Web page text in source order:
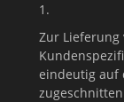
1.
Zur Lieferung
eindeutig auf